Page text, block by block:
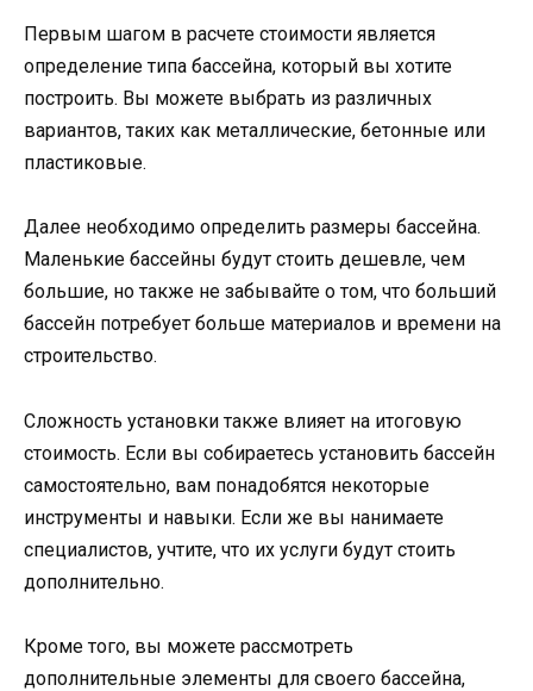
Первым шагом в расчете стоимости является
определение типа бассейна, который вы хотите
построить. Вы можете выбрать из различных
вариантов, таких как металлические, бетонные или
пластиковые.
Далее необходимо определить размеры бассейна.
Маленькие бассейны будут стоить дешевле, чем
большие, но также не забывайте о том, что больший
бассейн потребует больше материалов и времени на
строительство.
Сложность установки также влияет на итоговую
стоимость. Если вы собираетесь установить бассейн
самостоятельно, вам понадобятся некоторые
инструменты и навыки. Если же вы нанимаете
специалистов, учтите, что их услуги будут стоить
дополнительно.
Кроме того, вы можете рассмотреть
дополнительные элементы для своего бассейна,